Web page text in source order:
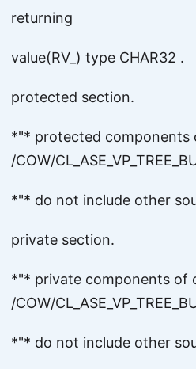
returning
value(RV_) type CHAR32 .
protected section.
*"* protected components
/COW/
*"* do not include other
private section.
*"* private components of
/COW/
*"* do not include other